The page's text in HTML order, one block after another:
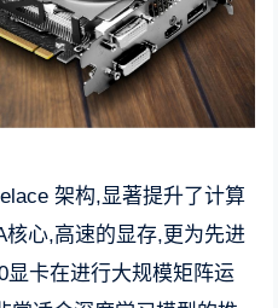
架构,显著提升了计算
心,高速的显存,更为先进
显卡在进行大规模矩阵运